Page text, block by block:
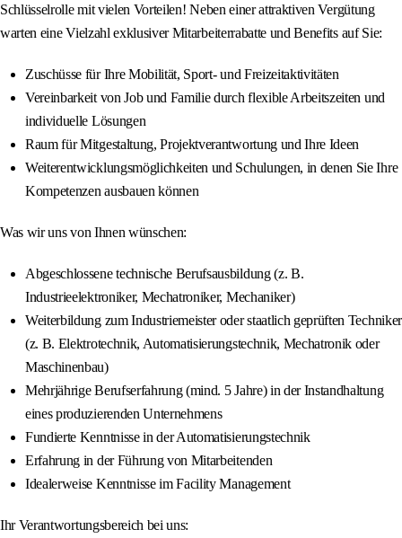
Schlüsselrolle mit vielen Vorteilen! Neben einer attraktiven Vergütung
warten eine Vielzahl exklusiver Mitarbeiterrabatte und Benefits auf Sie:
Zuschüsse für Ihre Mobilität, Sport- und Freizeitaktivitäten
Vereinbarkeit von Job und Familie durch flexible Arbeitszeiten und
individuelle Lösungen
Raum für Mitgestaltung, Projektverantwortung und Ihre Ideen
Weiterentwicklungsmöglichkeiten und Schulungen, in denen Sie Ihre
Kompetenzen ausbauen können
Was wir uns von Ihnen wünschen:
Abgeschlossene technische Berufsausbildung (z. B.
Industrieelektroniker, Mechatroniker, Mechaniker)
Weiterbildung zum Industriemeister oder staatlich geprüften Techniker
(z. B. Elektrotechnik, Automatisierungstechnik, Mechatronik oder
Maschinenbau)
Mehrjährige Berufserfahrung (mind. 5 Jahre) in der Instandhaltung
eines produzierenden Unternehmens
Fundierte Kenntnisse in der Automatisierungstechnik
Erfahrung in der Führung von Mitarbeitenden
Idealerweise Kenntnisse im Facility Management
Ihr Verantwortungsbereich bei uns: